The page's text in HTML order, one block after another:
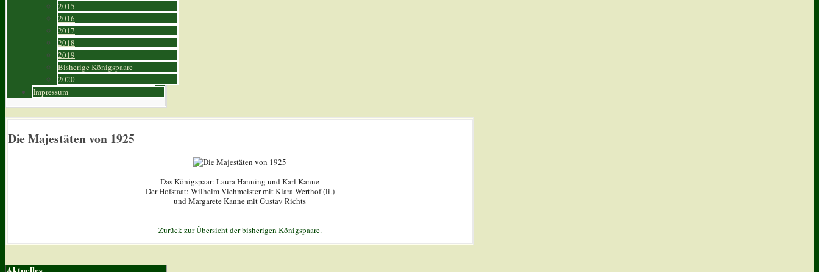
2015
2016
2017
2018
2019
Bisherige Königspaare
2020
Impressum
Die Majestäten von 1925
Das Königspaar: Laura Hanning und Karl Kanne
Der Hofstaat: Wilhelm Viehmeister mit Klara Werthof (li.)
und Margarete Kanne mit Gustav Richts
Zurück zur Übersicht der bisherigen Königspaare.